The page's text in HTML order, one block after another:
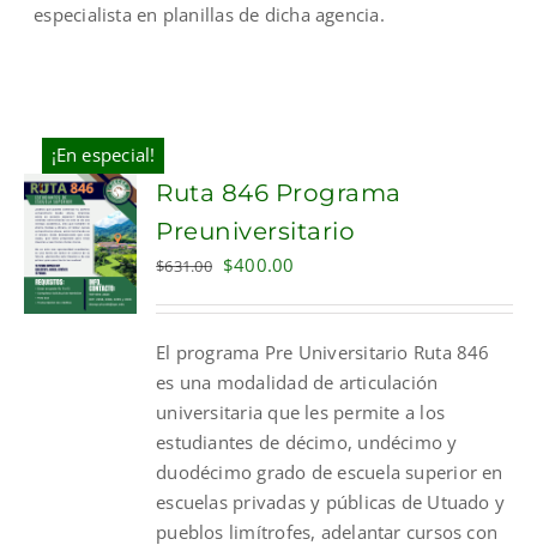
especialista en planillas de dicha agencia.
¡En especial!
ADD TO
CART
Ruta 846 Programa
Preuniversitario
$631.00 Original
$631.00.
$400.00
$400.00.
El programa Pre Universitario Ruta 846
es una modalidad de articulación
universitaria que les permite a los
estudiantes de décimo, undécimo y
duodécimo grado de escuela superior en
escuelas privadas y públicas de Utuado y
pueblos limítrofes, adelantar cursos con